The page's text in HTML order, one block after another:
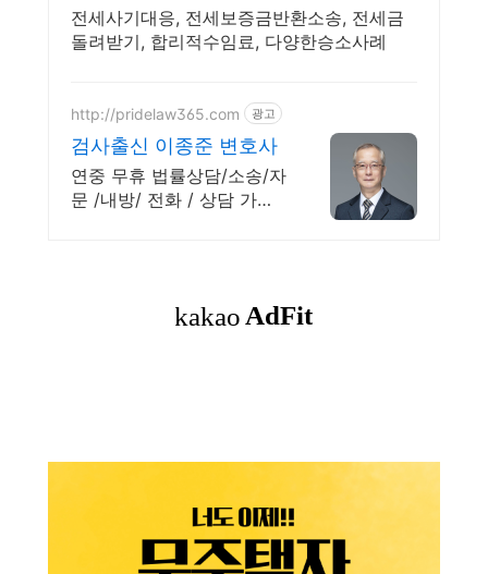
전세사기대응, 전세보증금반환소송, 전세금
돌려받기, 합리적수임료, 다양한승소사례
http://pridelaw365.com 광고
검사출신 이종준 변호사
연중 무휴 법률상담/소송/자
문 /내방/ 전화 / 상담 가능